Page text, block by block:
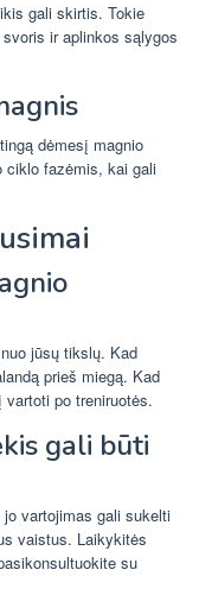
gali skirtis. Tokie
ir aplinkos sąlygos
dėmesį magnio
ciklo fazėmis, kai gali
jūsų tikslų. Kad
prieš miegą. Kad
po treniruotės.
gali būti
vartojimas gali sukelti
vaistus. Laikykitės
su